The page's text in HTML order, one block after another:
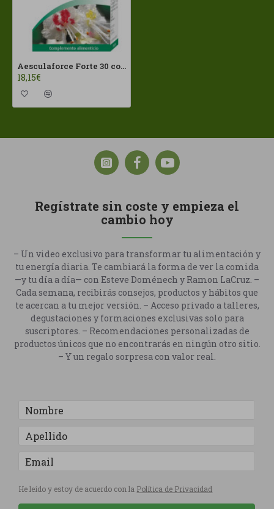
Aesculaforce Forte 30 comp A.Vogel
18,15€
Regístrate sin coste y empieza el
cambio hoy
– Un video exclusivo para transformar tu alimentación y
tu energía diaria. Te cambiará la forma de ver la comida
—y tu día a día— con Esteve Doménech y Ramon LaCruz. –
Cada semana, recibirás consejos, productos y hábitos que
te acercan a tu mejor versión. – Acceso privado a talleres,
degustaciones y formaciones exclusivas solo para
suscriptores. – Recomendaciones personalizadas de
productos únicos que no encontrarás en ningún otro sitio.
– Y un regalo sorpresa con valor real.
He leído y estoy de acuerdo con la Política de Privacidad